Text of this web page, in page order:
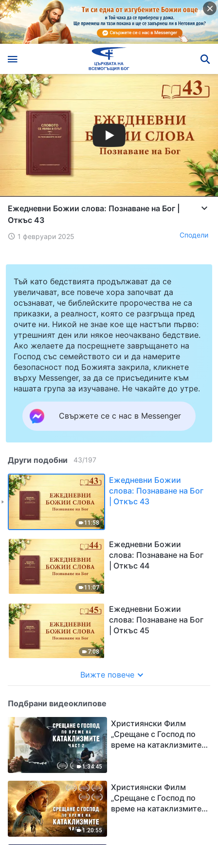
Ежедневни Божии слова: Познаване на Бог |
Откъс 43
1 февруари 2025 Сподели
Тъй като бедствията продължават да се
увеличават, все повече хора започват да
осъзнават, че библейските пророчества не са
приказки, а реалност, която се разгръща пред
очите ни. Никой не знае кое ще настъпи първо:
утрешният ден или някое неочаквано бедствие.
Ако желаете да посрещнете завръщането на
Господ със семейството си и да намерите
безопасност под Божията закрила, кликнете
върху Messenger, за да се присъедините към
нашата група за изучаване. Не чакайте до утре.
Свържете се с нас в Messenger
Други подобни 43/197
11:58
Ежедневни Божии
слова: Познаване на Бог
| Откъс 43
11:07
Ежедневни Божии
слова: Познаване на Бог
| Откъс 44
7:08
Ежедневни Божии
слова: Познаване на Бог
| Откъс 45
Вижте повече
Подбрани видеоклипове
1:34:45
Християнски Филм
„Срещане с Господ по
време на катаклизмите“
1:20:55
Християнски Филм
„Срещане с Господ по
време на катаклизмите“